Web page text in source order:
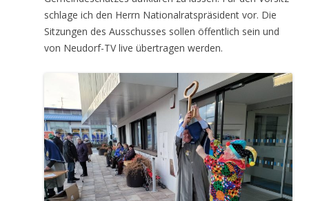
schlage ich den Herrn Nationalratspräsident vor. Die
Sitzungen des Ausschusses sollen öffentlich sein und
von Neudorf-TV live übertragen werden.